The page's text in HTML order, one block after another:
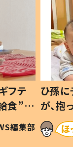
フテ
食”を
の親
編集部
ひ孫
が、
「涙が
い」